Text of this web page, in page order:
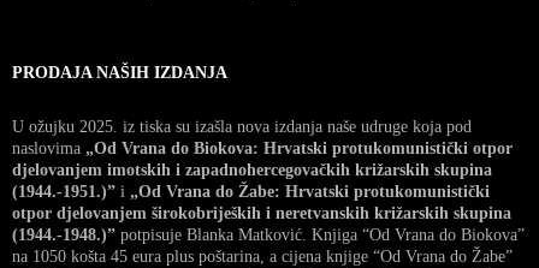
PRODAJA NAŠIH IZDANJA
U ožujku 2025. iz tiska su izašla nova izdanja naše udruge koja pod
naslovima „Od Vrana do Biokova: Hrvatski protukomunistički otpor
djelovanjem imotskih i zapadnohercegovačkih križarskih skupina
(1944.-1951.)” i „Od Vrana do Žabe: Hrvatski protukomunistički
otpor djelovanjem širokobrijeških i neretvanskih križarskih skupina
(1944.-1948.)” potpisuje Blanka Matković. Knjiga “Od Vrana do Biokova”
na 1050 košta 45 eura plus poštarina, a cijena knjige “Od Vrana do Žabe”